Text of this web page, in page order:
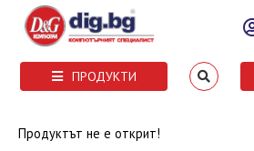
ПРОДУКТИ
Продуктът не е открит!